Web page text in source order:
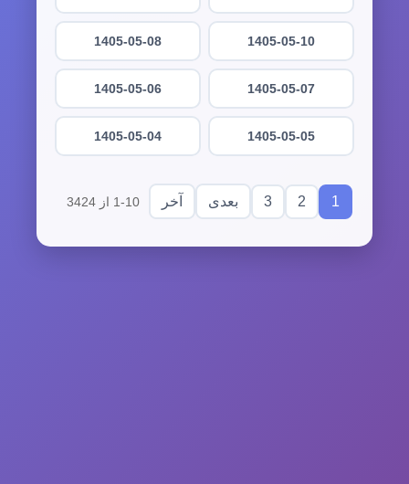
1405-05-10
1405-05-08
1405-05-07
1405-05-06
1405-05-05
1405-05-04
1
2
3 بعدی آخر 1-10 از 3424